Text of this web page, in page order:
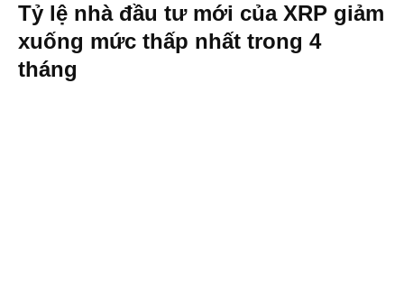
Tỷ lệ nhà đầu tư mới của XRP giảm
xuống mức thấp nhất trong 4
tháng